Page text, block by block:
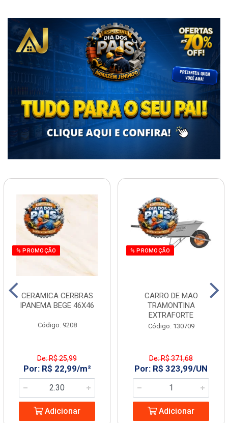
% PROMOÇÃO
CERAMICA CERBRAS
IPANEMA BEGE 46X46
Código: 9208
De: R$ 25,99
Por: R$ 22,99/m²
Adicionar
% PROMOÇÃO
CARRO DE MAO
TRAMONTINA
EXTRAFORTE
Código: 130709
De: R$ 371,68
Por: R$ 323,99/UN
Adicionar